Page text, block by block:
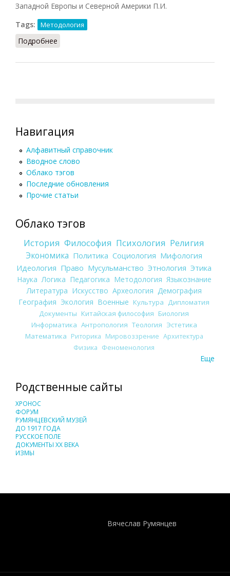
Западной Европы и Северной Америки П.И.
Tags:
Методология
Подробнее
Навигация
Алфавитный справочник
Вводное слово
Облако тэгов
Последние обновления
Прочие статьи
Облако тэгов
История Философия Психология Религия
Экономика Политика Социология Мифология
Идеология Право Мусульманство Этнология Этика
Наука Логика Педагогика Методология Языкознание
Литература Искусство Археология Демография
География Экология Военные Культура
Дипломатия
Документы Китайская философия Биология
Информатика Антропология Теология Эстетика
Математика Риторика Мировоззрение Архитектура
Физика Феноменология
Еще
Родственные сайты
ХРОНОС
ФОРУМ
РУМЯНЦЕВСКИЙ МУЗЕЙ
ДО 1917 ГОДА
РУССКОЕ ПОЛЕ
ДОКУМЕНТЫ XX ВЕКА
ИЗМЫ
Вячеслав Румянцев